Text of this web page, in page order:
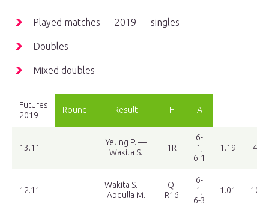
Played matches — 2019 — singles
Doubles
Mixed doubles
Futures
2019
Round Result H A
13.11.
Yeung P. —
Wakita S.
1R
6-
1,
6-1
1.19 4.03
12.11.
Wakita S. —
Abdulla M.
Q-
R16
6-
1,
6-3
1.01